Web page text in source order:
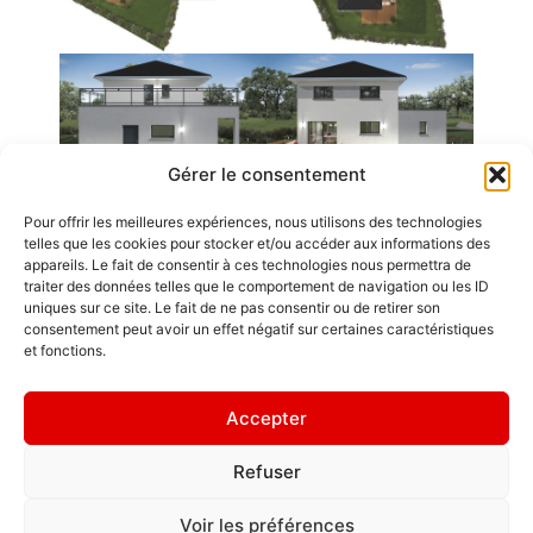
Gérer le consentement
Pour offrir les meilleures expériences, nous utilisons des technologies
telles que les cookies pour stocker et/ou accéder aux informations des
appareils. Le fait de consentir à ces technologies nous permettra de
traiter des données telles que le comportement de navigation ou les ID
uniques sur ce site. Le fait de ne pas consentir ou de retirer son
consentement peut avoir un effet négatif sur certaines caractéristiques
et fonctions.
Accepter
Refuser
Voir les préférences
Emplois
Contact / Accès
Mentions légales
d'une maison,
ce sont les amis
qui la
fréquentent. "
Politique de
GDL Construction
6, Rue des
ZA La Croix de